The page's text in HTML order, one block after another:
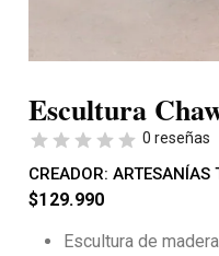
Escultura
0 reseñas
CREADOR: ARTESANÍAS
$129.990
Escultura de